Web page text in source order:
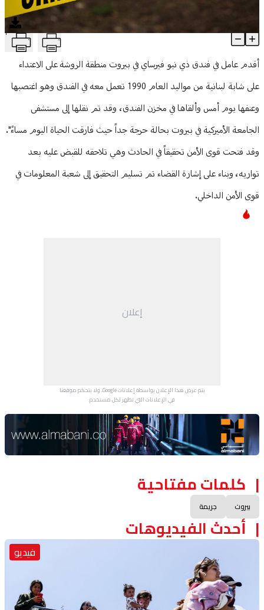
منوعات
اغتصاب وتعنيف… جريمة جديدة تهز بيروت T
Article Content
أقدم عامل في فندق ذي نيو فيرساي في بيروت منطقة الروشة على الاعتداء
على شابة لبنانية من مواليد العام 1990 تعمل معه في الفندق وهو اغتصبها
وعنفها يوم أمس وألقاها في مخزن الفندق، وقد تم نقلها إلى مستشفى
الجامعة الأميركية في بيروت بحالة حرجة جداً حيث فارقت الحياة اليوم مساءً".
وقد فتحت قوى الأمن تحقيقاً في الحادث وهي تلاحقه للقبض عليه بعد
تواريه، وبناء على إشارة القضاء تم تسليم التحقيق إلى شعبة المعلومات في
قوى الأمن الداخلي.
إعلان
يتم عرض هذا الإعلان بواسطة إعلانات Google، ولا يتحكم موقعنا
في الإعلانات التي تظهر لكل مستخدم.
Advertisement Section
كلمات مفتاحية
بيروت جريمة
أحدث الفيديوهات
فيديو